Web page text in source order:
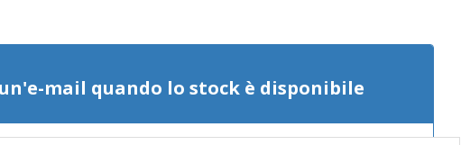
mail quando lo stock è disponibile